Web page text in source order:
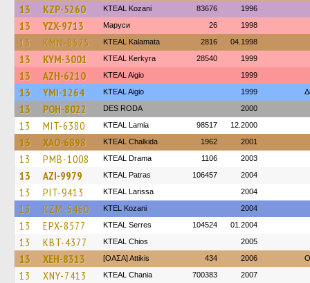
13 KZP-5260 KTEAL Kozani 83676 1996
13 YZX-9713 Маруси 26 1998
13 KMN-8525 KTEAL Kalamata 2816 04.1998
13 KYM-3001 KTEAL Kerkyra 28540 1999
13 AZH-6210 KTEAL Aigio 1999
13 YMI-1264 KTEAL Aigio 1999
13 POH-8022 DES RODA 2000
13 MIT-6380 KTEAL Lamia 98517 12.2000
13 XAO-6898 KTEAL Chalkida 1962 2001
13 PMB-1008 KTEAL Drama 1106 2003
13 AZI-9979 KTEAL Patras 106457 2004
13 PIT-9413 KTEAL Larissa 2004
13 KZM-5460 ΚΤΕL Kozani 2004
13 EPX-8577 KTEAL Serres 104524 01.2004
13 KBT-4377 KTEAL Chios 2005
13 XEH-8313 [ΟΑΣΑ] Αttikis 434 2006
13 XNY-7413 KTEAL Chania 700383 2007